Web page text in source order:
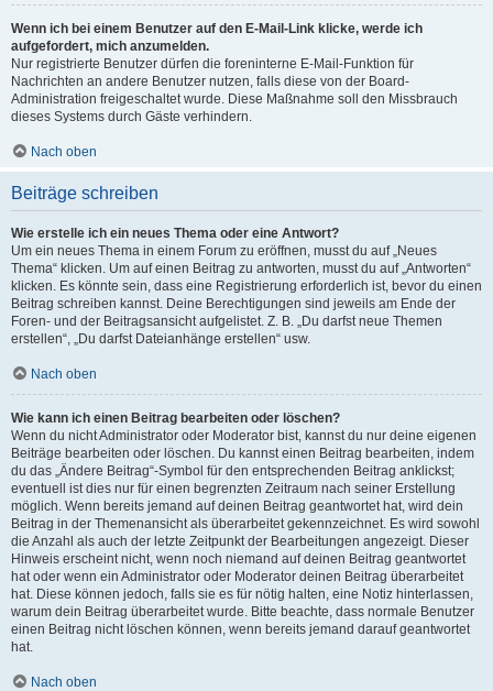
Wenn ich bei einem Benutzer auf den E-Mail-Link klicke, werde ich
aufgefordert, mich anzumelden.
Nur registrierte Benutzer dürfen die foreninterne E-Mail-Funktion für
Nachrichten an andere Benutzer nutzen, falls diese von der Board-
Administration freigeschaltet wurde. Diese Maßnahme soll den Missbrauch
dieses Systems durch Gäste verhindern.
Nach oben
Beiträge schreiben
Wie erstelle ich ein neues Thema oder eine Antwort?
Um ein neues Thema in einem Forum zu eröffnen, musst du auf „Neues
Thema“ klicken. Um auf einen Beitrag zu antworten, musst du auf „Antworten“
klicken. Es könnte sein, dass eine Registrierung erforderlich ist, bevor du einen
Beitrag schreiben kannst. Deine Berechtigungen sind jeweils am Ende der
Foren- und der Beitragsansicht aufgelistet. Z. B. „Du darfst neue Themen
erstellen“, „Du darfst Dateianhänge erstellen“ usw.
Nach oben
Wie kann ich einen Beitrag bearbeiten oder löschen?
Wenn du nicht Administrator oder Moderator bist, kannst du nur deine eigenen
Beiträge bearbeiten oder löschen. Du kannst einen Beitrag bearbeiten, indem
du das „Ändere Beitrag“-Symbol für den entsprechenden Beitrag anklickst;
eventuell ist dies nur für einen begrenzten Zeitraum nach seiner Erstellung
möglich. Wenn bereits jemand auf deinen Beitrag geantwortet hat, wird dein
Beitrag in der Themenansicht als überarbeitet gekennzeichnet. Es wird sowohl
die Anzahl als auch der letzte Zeitpunkt der Bearbeitungen angezeigt. Dieser
Hinweis erscheint nicht, wenn noch niemand auf deinen Beitrag geantwortet
hat oder wenn ein Administrator oder Moderator deinen Beitrag überarbeitet
hat. Diese können jedoch, falls sie es für nötig halten, eine Notiz hinterlassen,
warum dein Beitrag überarbeitet wurde. Bitte beachte, dass normale Benutzer
einen Beitrag nicht löschen können, wenn bereits jemand darauf geantwortet
hat.
Nach oben